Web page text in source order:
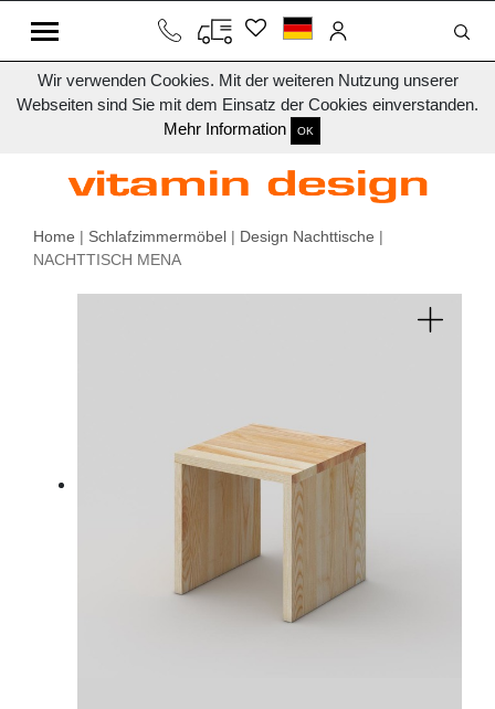
Wir verwenden Cookies. Mit der weiteren Nutzung unserer
Webseiten sind Sie mit dem Einsatz der Cookies einverstanden.
Mehr Information
OK
Home | Schlafzimmermöbel | Design Nachttische |
NACHTTISCH MENA